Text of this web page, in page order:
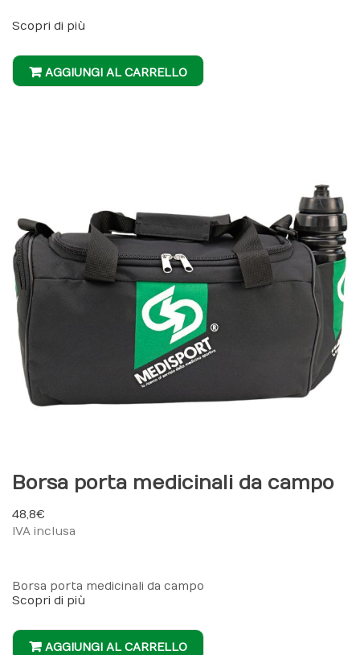
Scopri di più
AGGIUNGI AL CARRELLO
Borsa porta medicinali da campo
48,8 €
IVA inclusa
Borsa porta medicinali da campo
Scopri di più
AGGIUNGI AL CARRELLO